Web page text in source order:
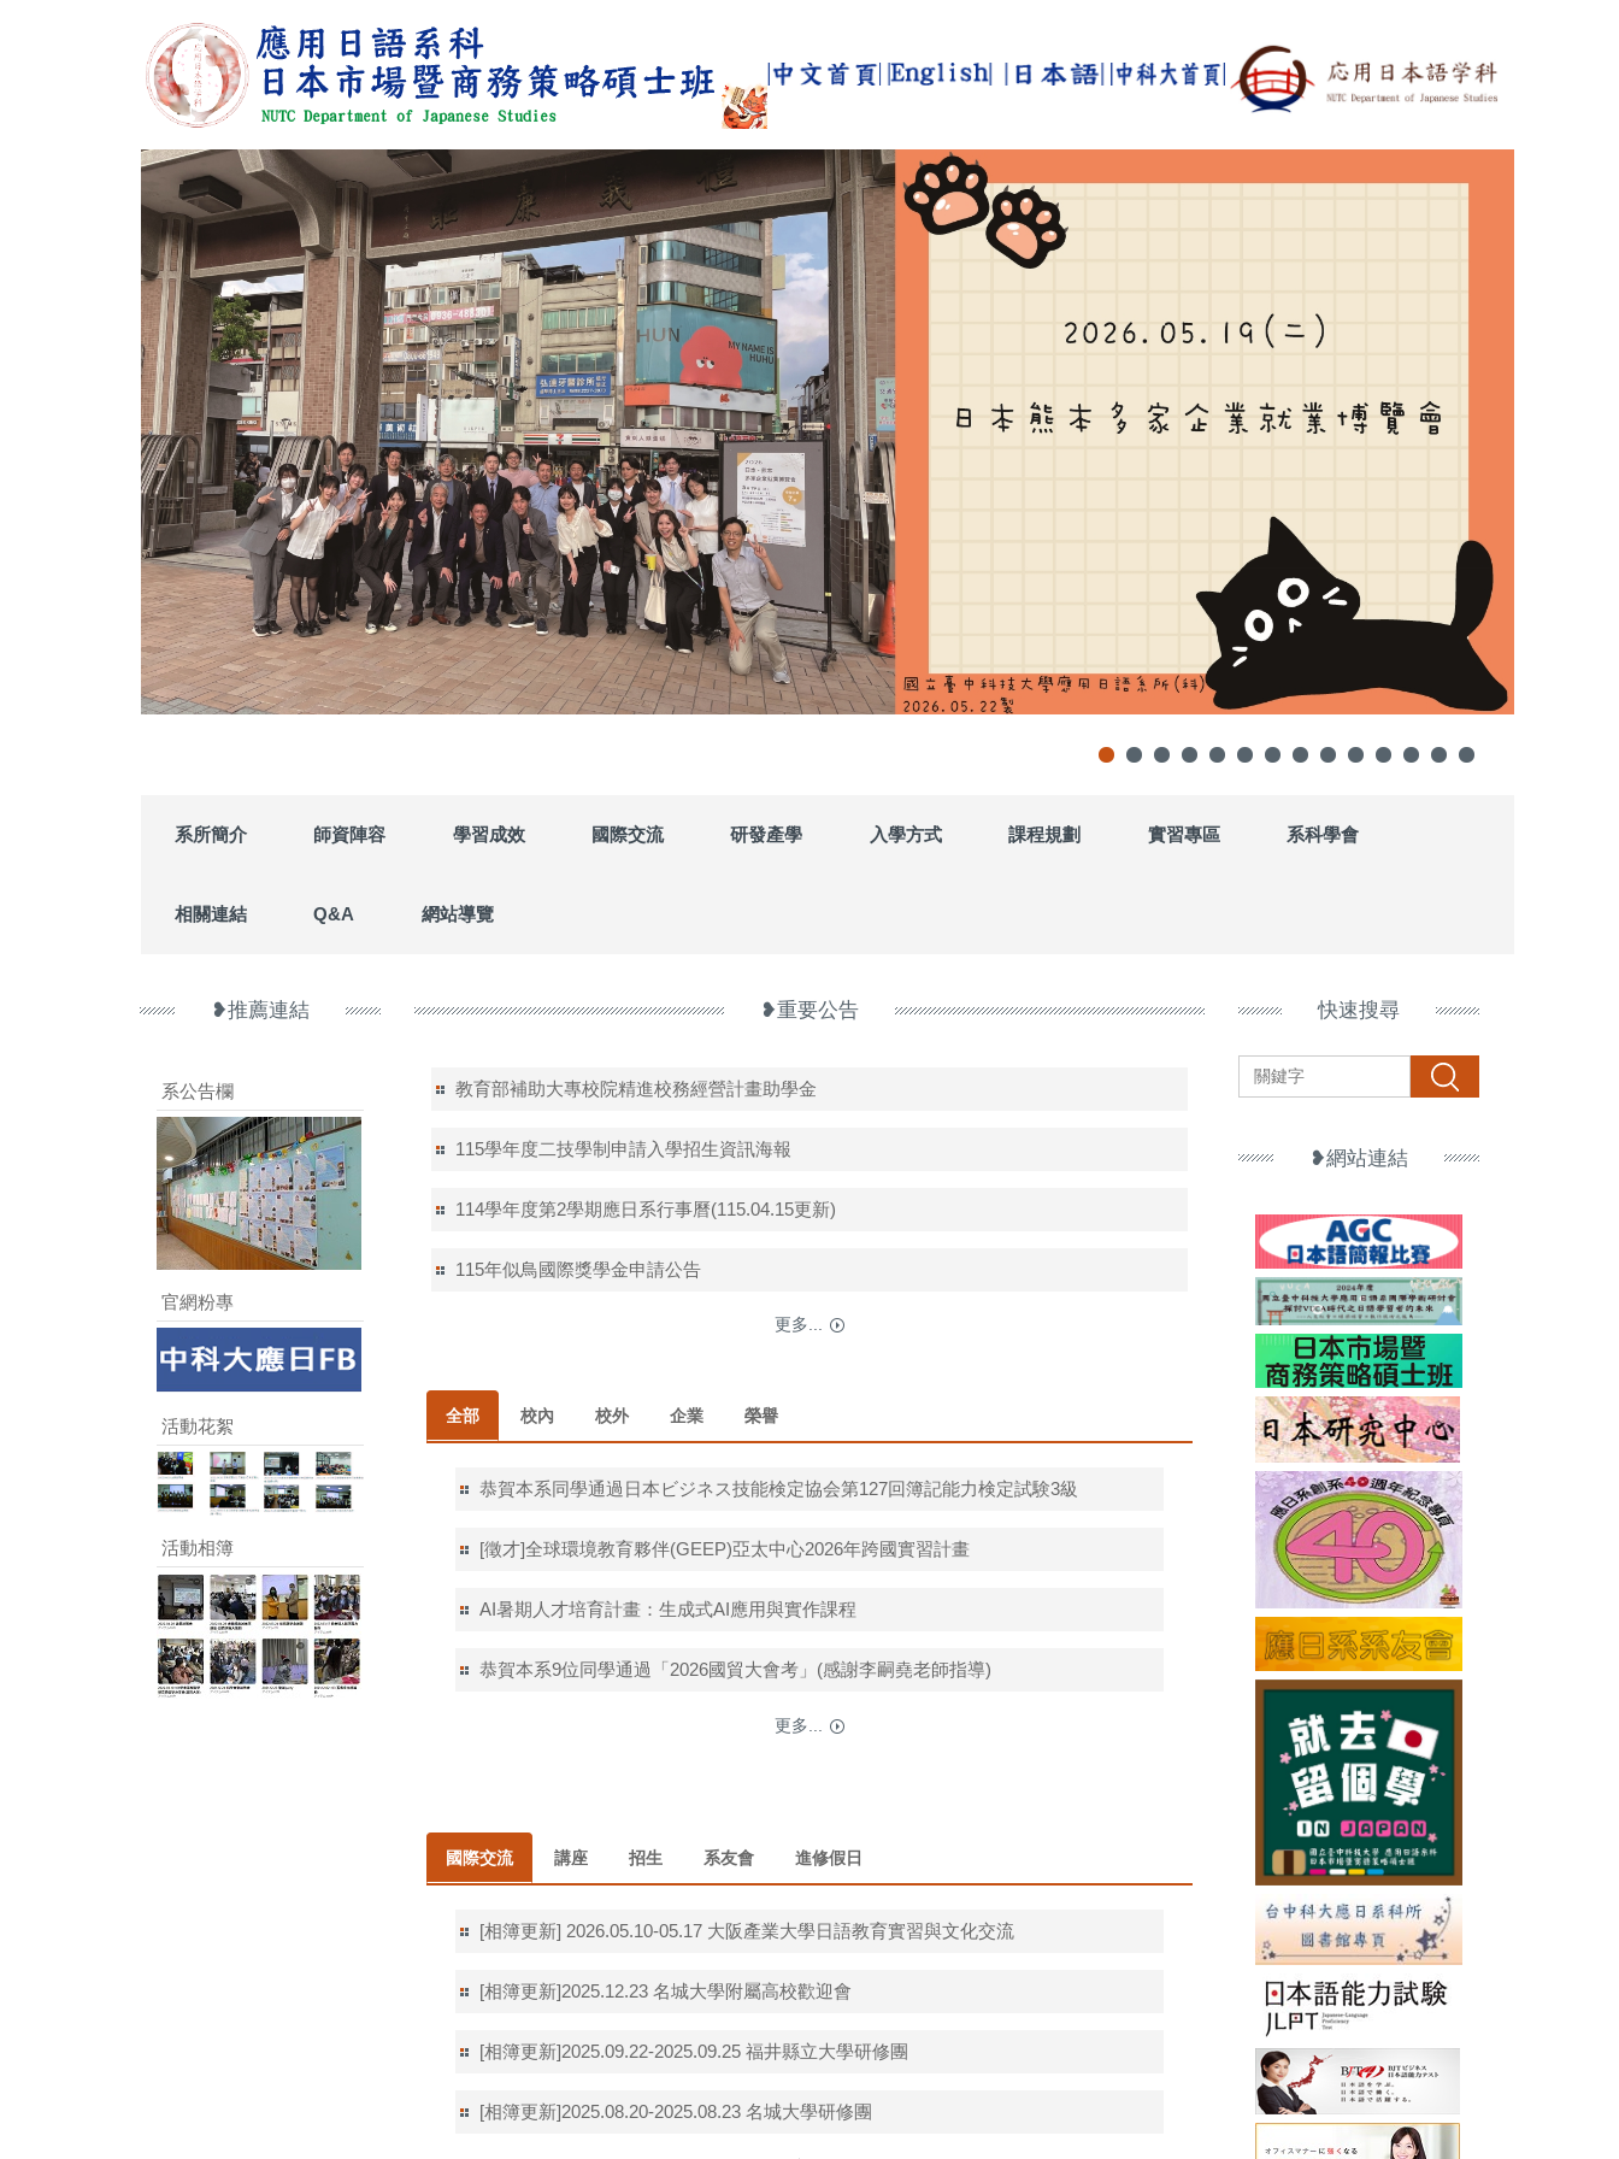
系所簡介 師資陣容 學習成效 國際交流 研發產學 入學方式 課程規劃 實習專區 系科學會
相關連結 Q&A 網站導覽
❥推薦連結
系公告欄
官網粉專
活動花絮
活動相簿
❥重要公告
教育部補助大專校院精進校務經營計畫助學金
115學年度二技學制申請入學招生資訊海報
114學年度第2學期應日系行事曆(115.04.15更新)
115年似鳥國際獎學金申請公告
更多...
全部 校內 校外 企業 榮譽
恭賀本系同學通過日本ビジネス技能検定協会第127回簿記能力検定試験3級
[徵才]全球環境教育夥伴(GEEP)亞太中心2026年跨國實習計畫
AI暑期人才培育計畫：生成式AI應用與實作課程
恭賀本系9位同學通過「2026國貿大會考」(感謝李嗣堯老師指導)
更多...
國際交流 講座 招生 系友會 進修假日
[相簿更新] 2026.05.10-05.17 大阪產業大學日語教育實習與文化交流
[相簿更新]2025.12.23 名城大學附屬高校歡迎會
[相簿更新]2025.09.22-2025.09.25 福井縣立大學研修團
[相簿更新]2025.08.20-2025.08.23 名城大學研修團
快速搜尋
搜尋
❥網站連結